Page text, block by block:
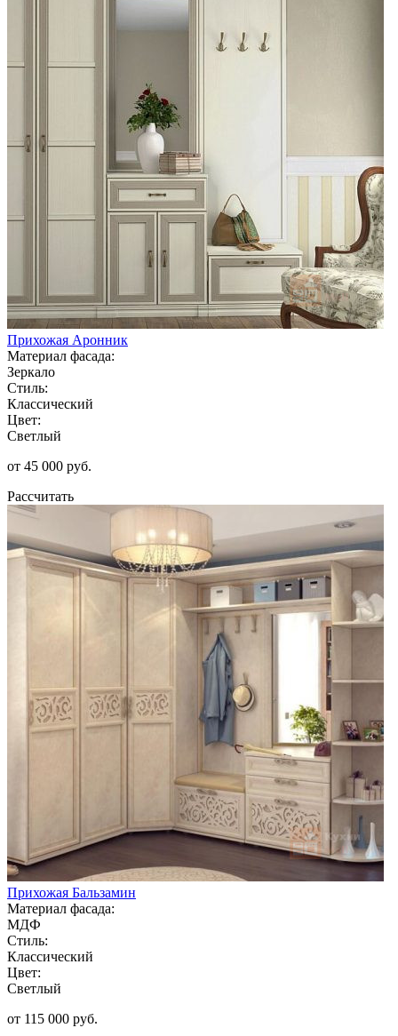
Прихожая Аронник
Материал фасада:
Зеркало
Стиль:
Классический
Цвет:
Светлый
от 45 000 руб.
Рассчитать
Прихожая Бальзамин
Материал фасада:
МДФ
Стиль:
Классический
Цвет:
Светлый
от 115 000 руб.